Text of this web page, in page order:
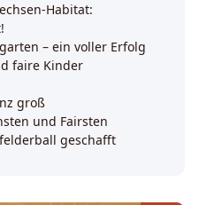
Habitat:
– ein voller Erfolg
faire Kinder
groß
und Fairsten
geschafft